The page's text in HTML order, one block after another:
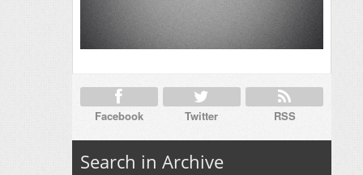
Facebook Twitter RSS
Search in Archive